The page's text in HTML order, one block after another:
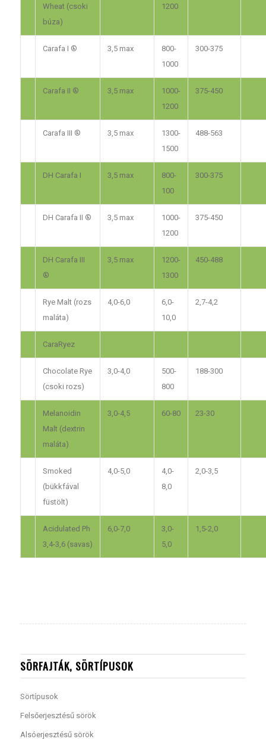
Wheat (csoki
búza)
1200
Carafa I ® 3,5 max
800-
1000
300-375
Carafa II ® 3,5 max
1000-
1200
375-450
Carafa III ® 3,5 max
1300-
1500
488-563
DH Carafa I 3,5 max
800-
100
300-375
DH Carafa II ® 3,5 max
1000-
1200
375-450
DH Carafa III
®
3,5 max
1200-
1300
450-488
Rye Malt (rozs
maláta)
4,0-6,0
6,0-
10,0
2,7-4,2
CaraRyez
Chocolate Rye
(csoki rozs)
3,0-4,0
500-
800
188-300
Melanoidin
Malt (dextrin
maláta)
3,0-4,5 60-80 23-30
Smoked
(bükkfával
füstölt)
4,0-5,0
4,0-
8,0
2,0-3,5
Acidulated Ph
3,4-3,6 (savas)
6,0-7,0
3,0-
5,0
1,5-2,0
SÖRFAJTÁK, SÖRTÍPUSOK
Sörtípusok
Felsőerjesztésű sörök
Alsóerjesztésű sörök